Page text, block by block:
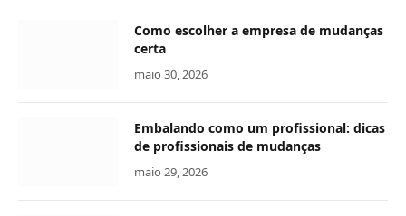
Como escolher a empresa de mudanças
certa
maio 30, 2026
Embalando como um profissional: dicas
de profissionais de mudanças
maio 29, 2026